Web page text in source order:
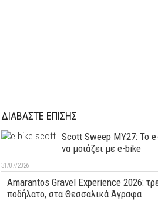
ΔΙΑΒΑΣΤΕ ΕΠΙΣΗΣ
Scott Sweep MY27: Το
να μοιάζει με e-bike
31/07/2026
Amarantos Gravel Experience 2026:
ποδήλατο, στα Θεσσαλικά Άγραφα